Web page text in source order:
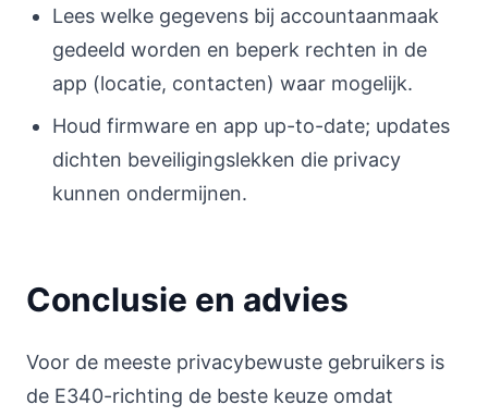
Lees welke gegevens bij accountaanmaak
gedeeld worden en beperk rechten in de
app (locatie, contacten) waar mogelijk.
Houd firmware en app up-to-date; updates
dichten beveiligingslekken die privacy
kunnen ondermijnen.
Conclusie en advies
Voor de meeste privacybewuste gebruikers is
de E340-richting de beste keuze omdat